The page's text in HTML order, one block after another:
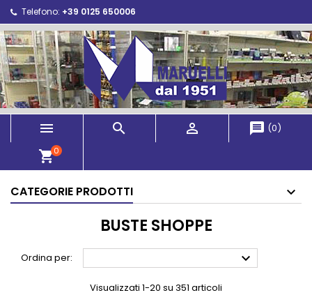
Telefono: +39 0125 650006
   message (0)
shopping_cart0
CATEGORIE PRODOTTI
BUSTE SHOPPE
Ordina per: 
Visualizzati 1-20 su 351 articoli